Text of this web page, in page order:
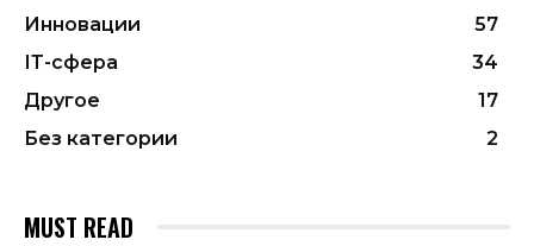
Инновации
57
ІТ-сфера
34
Другое
17
Без категории
2
MUST READ